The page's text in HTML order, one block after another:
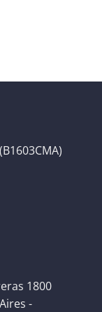
1800
-